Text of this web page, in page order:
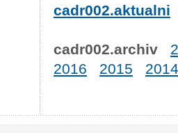
cadr002.aktualni
cadr002.archiv
2016
2015 2014